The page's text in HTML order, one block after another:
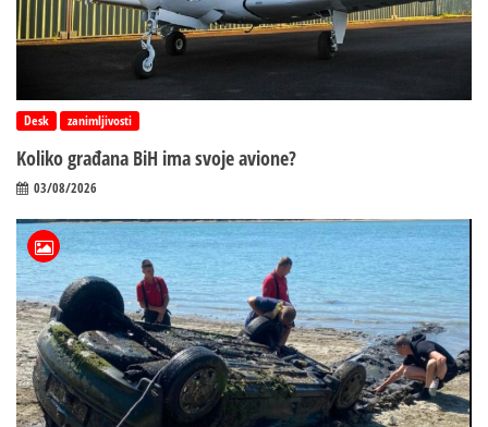
Desk zanimljivosti
Koliko građana BiH ima svoje avione?
03/08/2026